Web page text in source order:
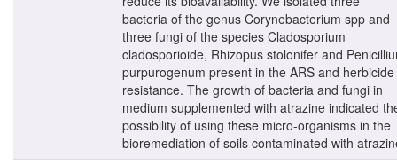
bacteria of the genus Corynebacterium spp and
three fungi of the species Cladosporium
cladosporioide, Rhizopus stolonifer and
purpurogenum present in the ARS and herbicide
resistance. The growth of bacteria and fungi in
medium supplemented with atrazine indicated
possibility of using these micro-organisms in the
bioremediation of soils contaminated with